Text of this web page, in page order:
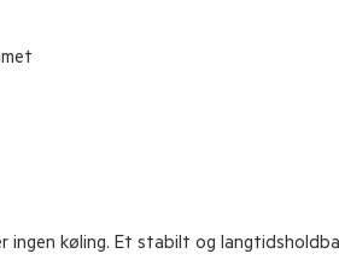
køling. Et stabilt og